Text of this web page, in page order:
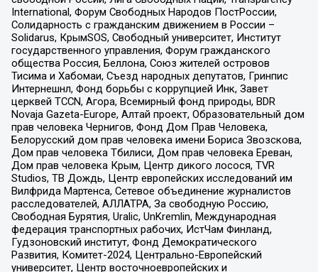
International, Форум Свободных Народов ПостРоссии,
Солидарность с гражданским движением в России –
Solidarus, КрымSOS, Свободный университет, Институт
государственного управления, Форум гражданского
общества Россия, Беллона, Союз жителей островов
Тисима и Хабомаи, Съезд народных депутатов, Гринпис
Интернешнл, Фонд борьбы с коррупцией Инк, Завет
церквей TCCN, Агора, Всемирный фонд природы, BDR
Novaja Gazeta-Europe, Алтай проект, Образовательный дом
прав человека Чернигов, Фонд Дом Прав Человека,
Белорусский дом прав человека имени Бориса Звозскова,
Дом прав человека Тбилиси, Дом прав человека Ереван,
Дом прав человека Крым, Центр дикого лосося, TVR
Studios, ТВ Дождь, Центр европейских исследований им
Вилфрида Мартенса, Сетевое объединение журналистов
расследователей, АЛЛАТРА, За свободную Россию,
Свободная Бурятия, Uralic, UnKremlin, Международная
федерация транспортных рабочих, ИстЧам Финланд,
Гудзоновский институт, Фонд Демократического
Развития, Комитет-2024, Центрально-Европейский
университет, Центр восточноевропейских и